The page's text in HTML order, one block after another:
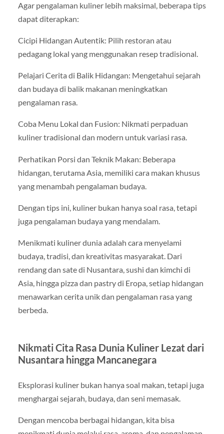
Agar pengalaman kuliner lebih maksimal, beberapa tips
dapat diterapkan:
Cicipi Hidangan Autentik: Pilih restoran atau
pedagang lokal yang menggunakan resep tradisional.
Pelajari Cerita di Balik Hidangan: Mengetahui sejarah
dan budaya di balik makanan meningkatkan
pengalaman rasa.
Coba Menu Lokal dan Fusion: Nikmati perpaduan
kuliner tradisional dan modern untuk variasi rasa.
Perhatikan Porsi dan Teknik Makan: Beberapa
hidangan, terutama Asia, memiliki cara makan khusus
yang menambah pengalaman budaya.
Dengan tips ini, kuliner bukan hanya soal rasa, tetapi
juga pengalaman budaya yang mendalam.
Menikmati kuliner dunia adalah cara menyelami
budaya, tradisi, dan kreativitas masyarakat. Dari
rendang dan sate di Nusantara, sushi dan kimchi di
Asia, hingga pizza dan pastry di Eropa, setiap hidangan
menawarkan cerita unik dan pengalaman rasa yang
berbeda.
Nikmati Cita Rasa Dunia Kuliner Lezat dari
Nusantara hingga Mancanegara
Eksplorasi kuliner bukan hanya soal makan, tetapi juga
menghargai sejarah, budaya, dan seni memasak.
Dengan mencoba berbagai hidangan, kita bisa